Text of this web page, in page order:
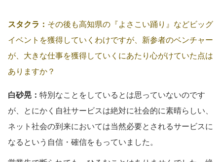
スタクラ： その後も高知県の『よさこい踊り』などビッグ
イベントを獲得していくわけですが、新参者のベンチャー
が、大きな仕事を獲得していくにあたり心がけていた点は
ありますか？
白砂晃： 特別なことをしているとは思っていないのです
が、とにかく自社サービスは絶対に社会的に素晴らしい、
ネット社会の到来においては当然必要とされるサービスに
なるという自信・確信をもっていました。